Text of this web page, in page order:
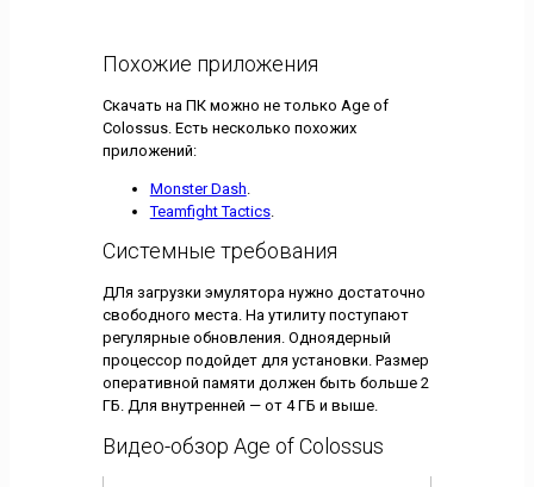
Похожие приложения
Скачать на ПК можно не только Age of
Colossus. Есть несколько похожих
приложений:
Monster Dash
Teamfight Tactics.
Системные требования
ДЛя загрузки эмулятора нужно достаточно
свободного места. На утилиту поступают
регулярные обновления. Одноядерный
процессор подойдет для установки. Размер
оперативной памяти должен быть больше 2
ГБ. Для внутренней — от 4 ГБ и выше.
Видео-обзор Age of Colossus